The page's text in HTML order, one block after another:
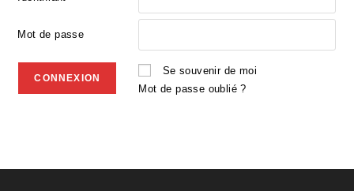
Mot de passe
Se souvenir de moi
Mot de passe oublié ?